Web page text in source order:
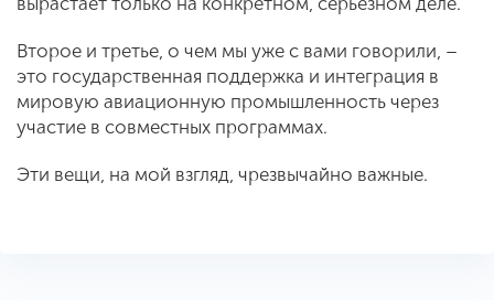
Второе и третье, о чем мы уже с вами говорили, –
это государственная поддержка и интеграция в
мировую авиационную промышленность через
участие в совместных программах.
Эти вещи, на мой взгляд, чрезвычайно важные.